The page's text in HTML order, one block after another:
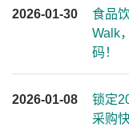
2026-01-30
食品
Walk
码！
2026-01-08
锁定
采购